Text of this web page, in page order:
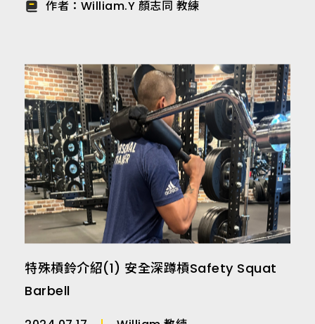
作者： William.Y 顏志同 教練
特殊槓鈴介紹(1) 安全深蹲槓Safety Squat
Barbell